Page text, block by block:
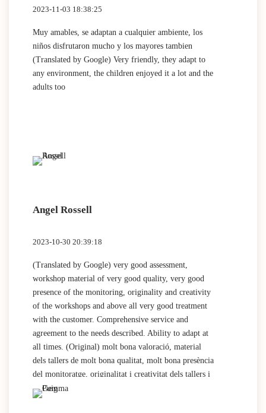
2023-11-03 18:38:25
Muy amables, se adaptan a cualquier ambiente, los
niños disfrutaron mucho y los mayores tambien
(Translated by Google) Very friendly, they adapt to
any environment, the children enjoyed it a lot and the
adults too
Angel Rossell
2023-10-30 20:39:18
(Translated by Google) very good assessment,
workshop material of very good quality, very good
presence of the monitoring, originality and creativity
of the workshops and above all very good treatment
with the customer. Comprehensive service and
agreement to the needs described. Ability to adapt at
all times. (Original) molt bona valoració, material
dels tallers de molt bona qualitat, molt bona presència
del monitoratge, originalitat i creativitat dels tallers i
sobretot molt bon tracte amb el client. Servei integral
i acord a les necessitats descrites. Capacitat d